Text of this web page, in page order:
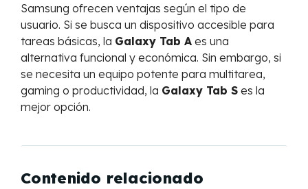
Samsung ofrecen ventajas según el tipo de
usuario. Si se busca un dispositivo accesible para
tareas básicas, la Galaxy Tab A es una
alternativa funcional y económica. Sin embargo, si
se necesita un equipo potente para multitarea,
gaming o productividad, la Galaxy Tab S es la
mejor opción.
Contenido relacionado